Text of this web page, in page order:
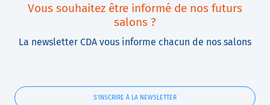
Vous souhaitez être informé de nos futurs
salons ?
La newsletter CDA vous informe chacun de nos salons
S'INSCRIRE À LA NEWSLETTER